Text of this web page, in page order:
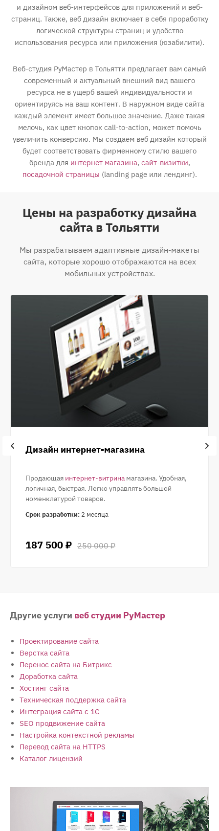
и дизайном веб-интерфейсов для приложений и веб-
страниц. Также, веб дизайн включает в себя проработку
логической структуры страниц и удобство
использования ресурса или приложения (юзабилити).
Веб-студия РуМастер в Тольятти предлагает вам самый
современный и актуальный внешний вид вашего
ресурса не в ущерб вашей индивидуальности и
ориентируясь на ваш контент. В наружном виде сайта
каждый элемент имеет большое значение. Даже такая
мелочь, как цвет кнопок call-to-action, может помочь
увеличить конверсию. Мы создаем веб дизайн который
будет соответствовать фирменному стилю вашего
бренда для интернет магазина, сайт-визитки,
посадочной страницы (landing page или лендинг).
Цены на разработку дизайна
сайта в Тольятти
Мы разрабатываем адаптивные дизайн-макеты
сайта, которые хорошо отображаются на всех
мобильных устройствах.
Дизайн интернет-магазина
Продающая интернет-витрина магазина. Удобная,
логичная, быстрая. Легко управлять большой
номенклатурой товаров.
Срок разработки: 2 месяца
187 500 ₽ 250 000 ₽
Другие услуги веб студии РуМастер
Проектирование сайта
Верстка сайта
Перенос сайта на Битрикс
Доработка сайта
Хостинг сайта
Техническая поддержка сайта
Интеграция сайта с 1С
SEO продвижение сайта
Настройка контекстной рекламы
Перевод сайта на HTTPS
Каталог лицензий